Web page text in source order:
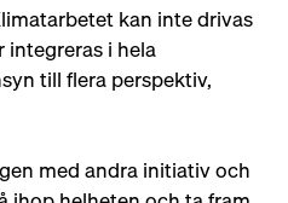
kan inte drivas
integreras i hela
till flera perspektiv,
med andra initiativ och